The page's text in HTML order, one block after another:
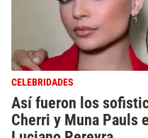
CELEBRIDADES
Así fueron los
Cherri y Muna Pauls